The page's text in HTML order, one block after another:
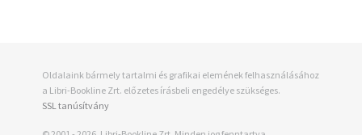
Oldalaink bármely tartalmi és grafikai elemének felhasználásához
a Libri-Bookline Zrt. előzetes írásbeli engedélye szükséges.
SSL tanúsítvány